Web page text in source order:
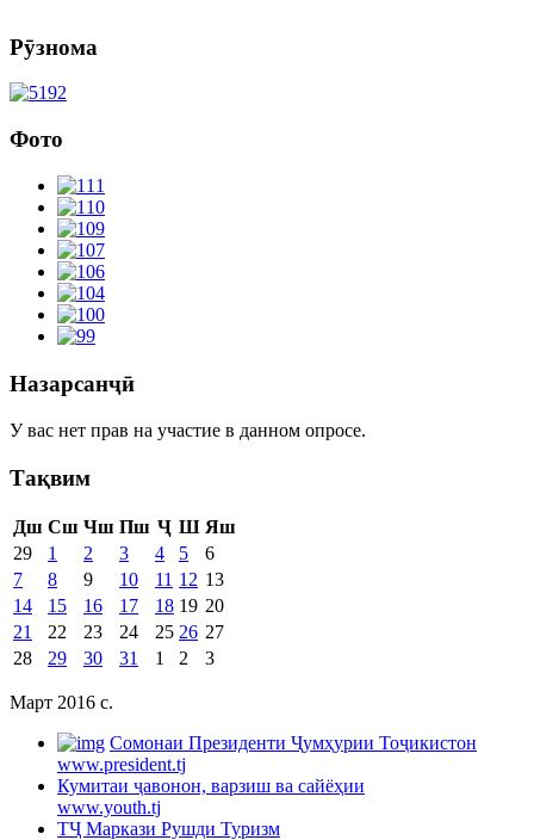
Рӯзнома
Фото
Назарсанҷӣ
У вас нет прав на участие в данном опросе.
Тақвим
Дш Сш Чш Пш Ҷ Ш Яш
29
1 2 3 4 5
6
7
8 9 10 11 12 13
14
15 16 17 18 19 20
21
22 23 24 25 26 27
28
29 30 31 1 2 3
Март 2016 c.
Cомонаи Президенти Ҷумҳурии Тоҷикистон
www.president.tj
Кумитаи ҷавонон, варзиш ва сайёҳии
www.youth.tj
ТҶ Маркази Рушди Туризм